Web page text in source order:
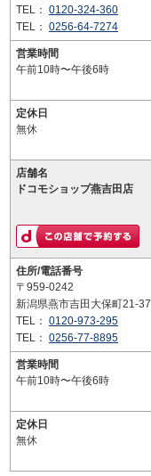
TEL： 0120-324-360
TEL： 0256-64-7274
営業時間
午前10時〜午後6時
定休日
無休
店舗名
ドコモショップ燕吉田店
住所/電話番号
〒959-0242
新潟県燕市吉田大保町21-37
TEL： 0120-973-295
TEL： 0256-77-8895
営業時間
午前10時〜午後6時
定休日
無休